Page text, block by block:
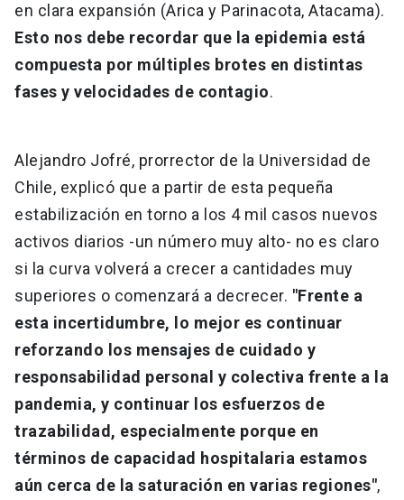
en clara expansión (Arica y Parinacota, Atacama).
Esto nos debe recordar que la epidemia está
compuesta por múltiples brotes en distintas
fases y velocidades de contagio.
Alejandro Jofré, prorrector de la Universidad de
Chile, explicó que a partir de esta pequeña
estabilización en torno a los 4 mil casos nuevos
activos diarios -un número muy alto- no es claro
si la curva volverá a crecer a cantidades muy
superiores o comenzará a decrecer. "Frente a
esta incertidumbre, lo mejor es continuar
reforzando los mensajes de cuidado y
responsabilidad personal y colectiva frente a la
pandemia, y continuar los esfuerzos de
trazabilidad, especialmente porque en
términos de capacidad hospitalaria estamos
aún cerca de la saturación en varias regiones",